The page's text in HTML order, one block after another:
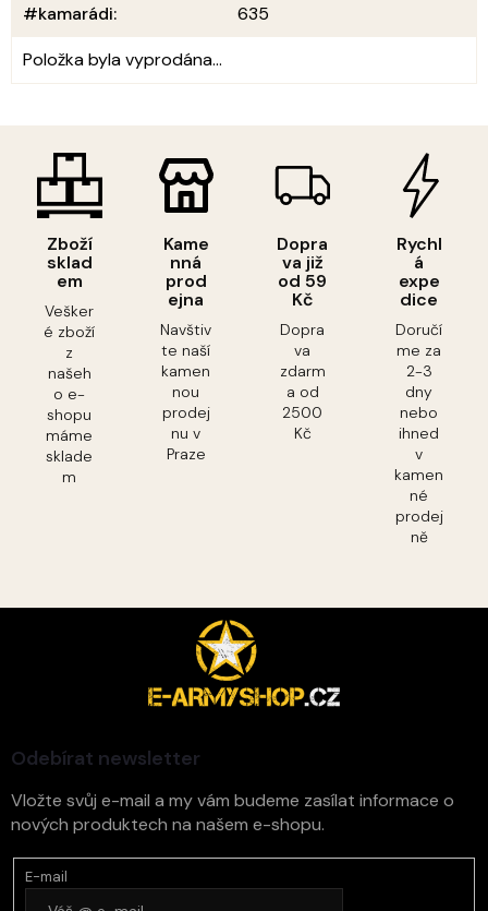
Zboží
sklad
em
Vešker
é zboží
z
našeh
o e-
shopu
máme
sklade
m
Kame
nná
prod
ejna
Navštiv
te naší
kamen
nou
prodej
nu v
Praze
Dopra
va již
od 59
Kč
Dopra
va
zdarm
a od
2500
Kč
Rychl
á
expe
dice
Doručí
me za
2-3
dny
nebo
ihned
v
kamen
né
prodej
ně
#kamarádi:
635
Položka byla vyprodána…
Odebírat newsletter
Vložte svůj e-mail a my vám budeme zasílat informace o
nových produktech na našem e-shopu.
E-mail